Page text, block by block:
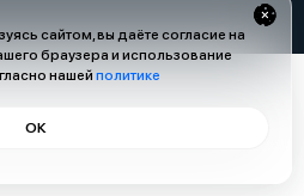
сайтом, вы даёте согласие на
браузера и использование
нашей политике
ОК